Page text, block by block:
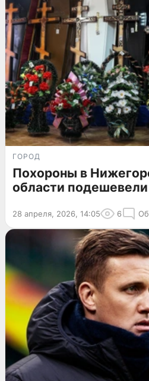
ГОРОД
Похороны в
области подешевели
28 апреля, 2026, 14:05 6